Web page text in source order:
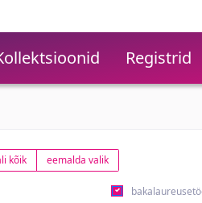
Registrid
kõik eemalda valik